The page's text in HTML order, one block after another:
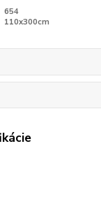
654
110x300cm